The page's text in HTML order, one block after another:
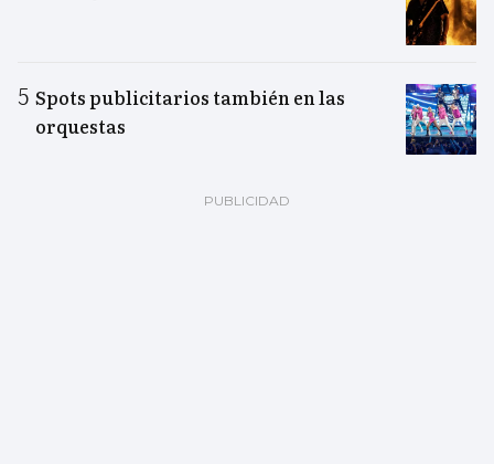
Spots publicitarios también en las
orquestas